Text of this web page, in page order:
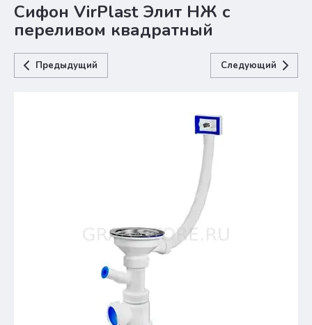
Сифон VirPlast Элит НЖ с
переливом квадратный
Предыдущий Следующий